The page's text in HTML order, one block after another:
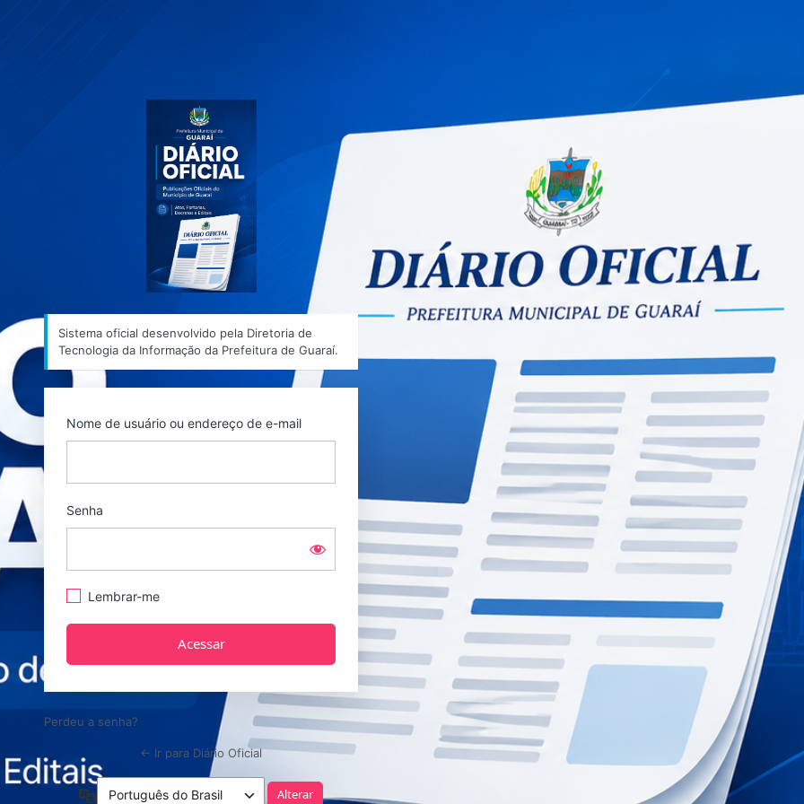
Sistema oficial desenvolvido pela Diretoria de Tecnologia
Sistema oficial desenvolvido pela Diretoria de
Tecnologia da Informação da Prefeitura de Guaraí.
Nome de usuário ou endereço de e-mail
Senha
Lembrar-me
Perdeu a senha?
← Ir para Diário Oficial
Idioma